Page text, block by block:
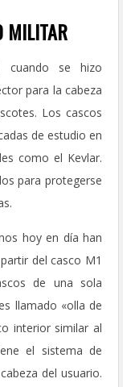
MILITAR
cuando se hizo
para la cabeza
Los cascos
de estudio en
como el Kevlar.
para protegerse
hoy en día han
del casco M1
de una sola
llamado «olla de
interior similar al
el sistema de
del usuario.